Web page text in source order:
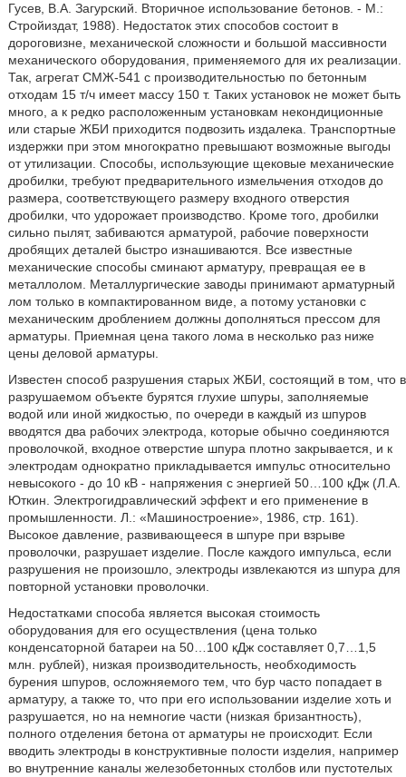
Гусев, В.А. Загурский. Вторичное использование бетонов. - М.:
Стройиздат, 1988). Недостаток этих способов состоит в
дороговизне, механической сложности и большой массивности
механического оборудования, применяемого для их реализации.
Так, агрегат СМЖ-541 с производительностью по бетонным
отходам 15 т/ч имеет массу 150 т. Таких установок не может быть
много, а к редко расположенным установкам некондиционные
или старые ЖБИ приходится подвозить издалека. Транспортные
издержки при этом многократно превышают возможные выгоды
от утилизации. Способы, использующие щековые механические
дробилки, требуют предварительного измельчения отходов до
размера, соответствующего размеру входного отверстия
дробилки, что удорожает производство. Кроме того, дробилки
сильно пылят, забиваются арматурой, рабочие поверхности
дробящих деталей быстро изнашиваются. Все известные
механические способы сминают арматуру, превращая ее в
металлолом. Металлургические заводы принимают арматурный
лом только в компактированном виде, а потому установки с
механическим дроблением должны дополняться прессом для
арматуры. Приемная цена такого лома в несколько раз ниже
цены деловой арматуры.
Известен способ разрушения старых ЖБИ, состоящий в том, что в
разрушаемом объекте бурятся глухие шпуры, заполняемые
водой или иной жидкостью, по очереди в каждый из шпуров
вводятся два рабочих электрода, которые обычно соединяются
проволочкой, входное отверстие шпура плотно закрывается, и к
электродам однократно прикладывается импульс относительно
невысокого - до 10 кВ - напряжения с энергией 50…100 кДж (Л.А.
Юткин. Электрогидравлический эффект и его применение в
промышленности. Л.: «Машиностроение», 1986, стр. 161).
Высокое давление, развивающееся в шпуре при взрыве
проволочки, разрушает изделие. После каждого импульса, если
разрушения не произошло, электроды извлекаются из шпура для
повторной установки проволочки.
Недостатками способа является высокая стоимость
оборудования для его осуществления (цена только
конденсаторной батареи на 50…100 кДж составляет 0,7…1,5
млн. рублей), низкая производительность, необходимость
бурения шпуров, осложняемого тем, что бур часто попадает в
арматуру, а также то, что при его использовании изделие хоть и
разрушается, но на немногие части (низкая бризантность),
полного отделения бетона от арматуры не происходит. Если
вводить электроды в конструктивные полости изделия, например
во внутренние каналы железобетонных столбов или пустотелых